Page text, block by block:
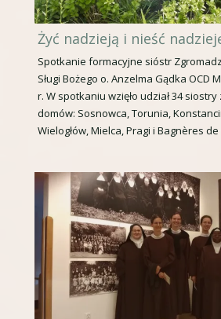
Żyć nadzieją i nieść
Spotkanie formacyjne sióstr
Sługi Bożego o. Anzelma Gądka OCD
r. W spotkaniu wzięło udział 34
domów: Sosnowca, Torunia,
Wielogłów, Mielca, Pragi i Bagnères de